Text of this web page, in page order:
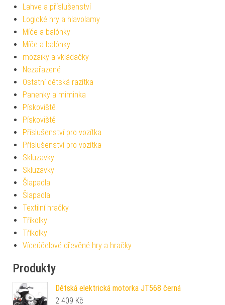
Lahve a příslušenství
Logické hry a hlavolamy
Míče a balónky
Míče a balónky
mozaiky a vkládačky
Nezařazené
Ostatní dětská razítka
Panenky a miminka
Pískoviště
Pískoviště
Příslušenství pro vozítka
Příslušenství pro vozítka
Skluzavky
Skluzavky
Šlapadla
Šlapadla
Textilní hračky
Tříkolky
Tříkolky
Víceúčelové dřevěné hry a hračky
Produkty
Dětská elektrická motorka JT568 černá
2 409 Kč